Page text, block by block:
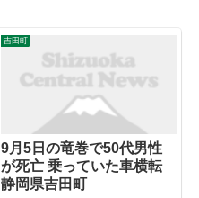
吉田町
9月5日の竜巻で50代男性
が死亡 乗っていた車横転
静岡県吉田町